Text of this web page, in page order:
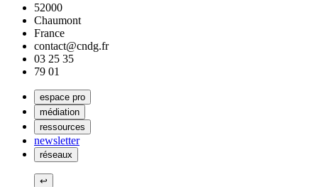
52000
Chaumont
France
contact@cndg.fr
03 25 35
79 01
espace pro
médiation
ressources
newsletter
réseaux
↩